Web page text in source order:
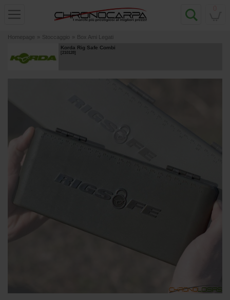
Homepage » Stoccaggio » Box Ami Legati
Korda Rig Safe Combi
[210128]